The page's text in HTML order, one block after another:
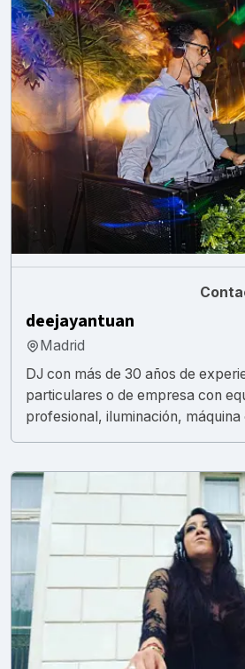
deejayantuan
Madrid
DJ con más de 30 años de
particulares o de empresa con
profesional, iluminación, máquina